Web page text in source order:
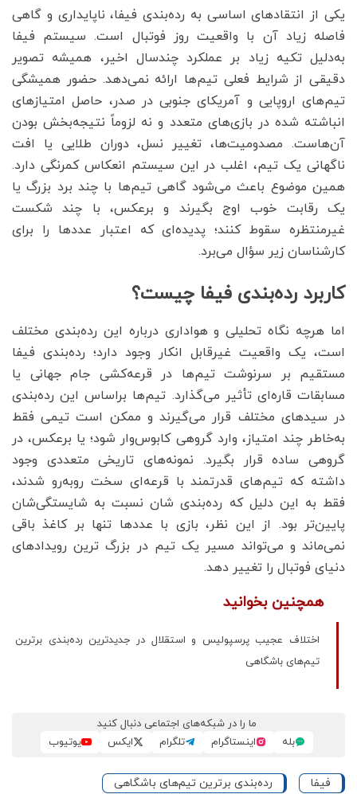
یکی از انتقادهای اساسی به رده‌بندی فیفا، ناپایداری و گاهی
فاصله زیاد آن با واقعیت روز فوتبال است. سیستم فیفا
به‌دلیل تکیه زیاد بر عملکرد چندسال اخیر، همیشه تصویر
دقیقی از شرایط فعلی تیم‌ها ارائه نمی‌دهد. حضور همیشگی
تیم‌های اروپایی و آمریکای جنوبی در صدر، حاصل امتیازهای
انباشته شده در بازی‌های متعدد و نه لزوماً نتیجه‌بخش بودن
آن‌هاست. مصدومیت‌ها، تغییر نسل، دوران طلایی یا افت
ناگهانی یک تیم، اغلب در این سیستم انعکاس کمرنگی دارد.
همین موضوع باعث می‌شود گاهی تیم‌ها با چند برد بزرگ یا
یک رقابت خوب اوج بگیرند و برعکس، با چند شکست
غیرمنتظره سقوط کنند؛ پدیده‌ای که اعتبار عددها را برای
کارشناسان زیر سؤال می‌برد.
کاربرد رده‌بندی فیفا چیست؟
اما هرچه نگاه تحلیلی و هواداری درباره این رده‌بندی مختلف
است، یک واقعیت غیرقابل انکار وجود دارد؛ رده‌بندی فیفا
مستقیم بر سرنوشت تیم‌ها در قرعه‌کشی جام جهانی یا
مسابقات قاره‌ای تأثیر می‌گذارد. تیم‌ها براساس این رده‌بندی
در سیدهای مختلف قرار می‌گیرند و ممکن است تیمی فقط
به‌خاطر چند امتیاز، وارد گروهی کابوس‌وار شود؛ یا برعکس، در
گروهی ساده قرار بگیرد. نمونه‌های تاریخی متعددی وجود
داشته که تیم‌های قدرتمند با قرعه‌ای سخت روبه‌رو شدند،
فقط به این دلیل که رده‌بندی ‌شان نسبت به شایستگی‌شان
پایین‌تر بود. از این نظر، بازی با عددها تنها بر کاغذ باقی
نمی‌ماند و می‌تواند مسیر یک تیم در بزرگ ترین رویدادهای
دنیای فوتبال را تغییر دهد.
همچنین بخوانید
اختلاف عجیب پرسپولیس و استقلال در جدیدترین رده‌بندی برترین
تیم‌های باشگاهی
ما را در شبکه‌های اجتماعی دنبال کنید
بله
اینستاگرام تلگرام ایکس یوتیوب
فیفا رده‌بندی برترین تیم‌های باشگاهی